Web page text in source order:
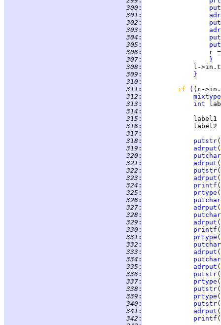
300 :
301 :
302 :
303 :
304 :
305 :
306 :
307 :
}
308 :
309 :
}
310 :
311 : if
(
312 :
313 :
int
314 :
315 :
316 :
317 :
318 : putstr(
319 :
adrput
320 :
putchar
321 :
adrput
322 : putstr(
323 :
adrput
324 : printf (
325 :
prtype
326 :
putchar
327 :
adrput
328 :
putchar
329 :
adrput
330 : printf (
331 :
prtype
332 :
putchar
333 :
adrput
334 :
putchar
335 :
adrput
336 : putstr(
337 :
prtype
338 : putstr(
339 :
prtype
340 : putstr(
341 :
adrput
342 : printf (